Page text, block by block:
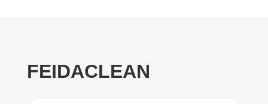
FEIDACLEAN